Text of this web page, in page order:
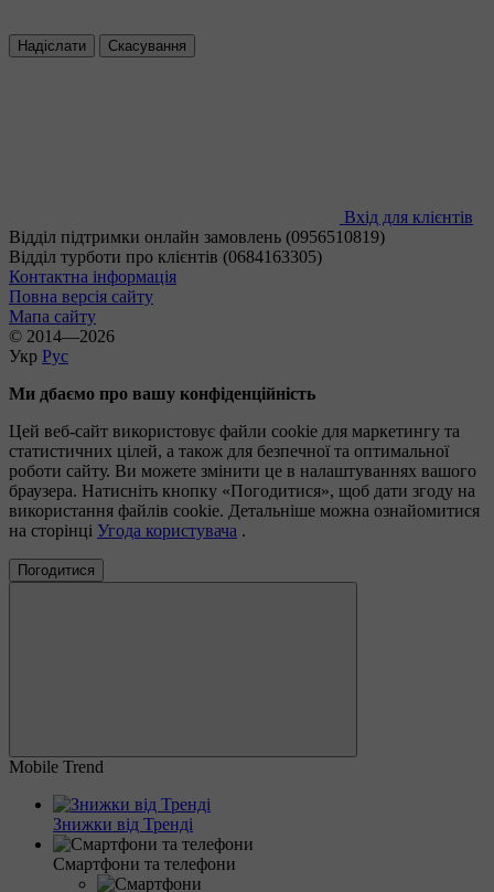
Надіслати Скасування
Вхід для клієнтів
Відділ підтримки онлайн замовлень (0956510819)
Відділ турботи про клієнтів (0684163305)
Контактна інформація
Повна версія сайту
Мапа сайту
© 2014—2026
Укр Рус
Ми дбаємо про вашу конфіденційність
Цей веб-сайт використовує файли cookie для маркетингу та
статистичних цілей, а також для безпечної та оптимальної
роботи сайту. Ви можете змінити це в налаштуваннях вашого
браузера. Натисніть кнопку «Погодитися», щоб дати згоду на
використання файлів cookie. Детальніше можна ознайомитися
на сторінці Угода користувача .
Погодитися
Mobile Trend
Знижки від Тренді
Смартфони та телефони